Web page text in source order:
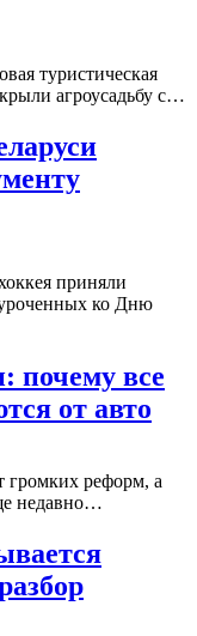
туристическая
агроусадьбу с…
приняли
ко Дню
почему все
от авто
громких реформ, а
недавно…